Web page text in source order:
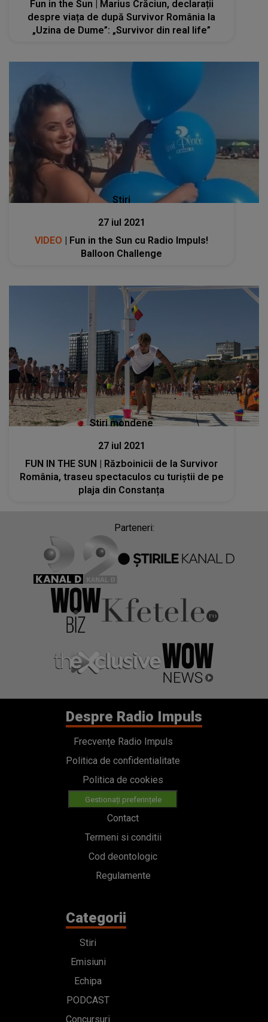
Fun in the Sun | Marius Crăciun, declarații
despre viața de după Survivor România la
„Uzina de Dume”: „Survivor din real life”
Stiri
27 iul 2021
VIDEO | Fun in the Sun cu Radio Impuls!
Balloon Challenge
Stiri mondene
27 iul 2021
FUN IN THE SUN | Războinicii de la Survivor
România, traseu spectaculos cu turiștii de pe
plaja din Constanța
Parteneri:
Despre Radio Impuls
Frecvențe Radio Impuls
Politica de confidentialitate
Politica de cookies
Gestionați preferințele
Contact
Termeni si conditii
Cod deontologic
Regulamente
Categorii
Stiri
Emisiuni
Echipa
PODCAST
Concursuri